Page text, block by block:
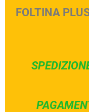
FOLTINA